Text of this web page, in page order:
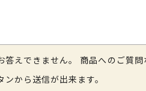
えできません。 商品へのご質問
から送信が出来ます。